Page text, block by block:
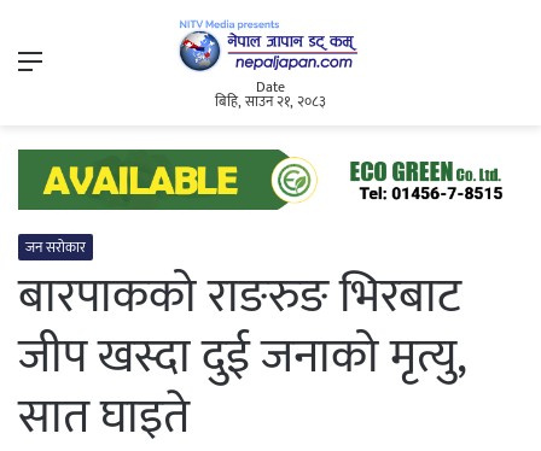
Menu
Date
बिहि, साउन २१, २०८३
जन सरोकार
बारपाकको राङरुङ भिरबाट
जीप खस्दा दुई जनाको मृत्यु,
सात घाइते